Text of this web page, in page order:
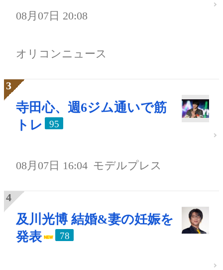
08月07日 20:08
オリコンニュース
寺田心、週6ジム通いで筋
トレ
95
08月07日 16:04 モデルプレス
及川光博 結婚&妻の妊娠を
発表
78